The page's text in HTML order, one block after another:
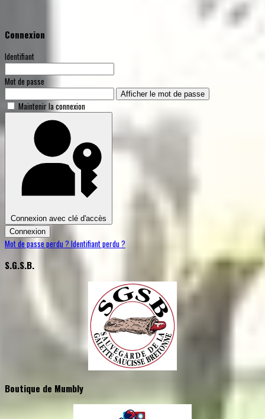
Connexion
Identifiant
Mot de passe
Afficher le mot de passe
Maintenir la connexion
Connexion avec clé d'accès
Connexion
Mot de passe perdu ? Identifiant perdu ?
S.G.S.B.
Boutique de Mumbly